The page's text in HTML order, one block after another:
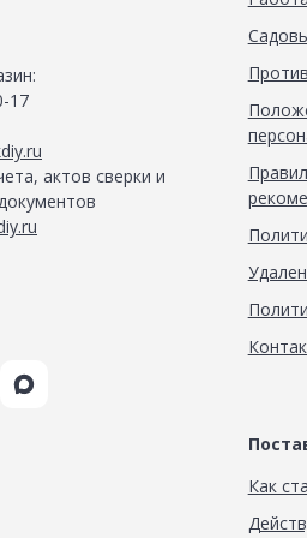
17
актов сверки и
Как